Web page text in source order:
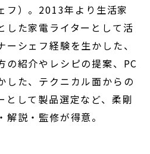
フ）。2013年より生活家
した家電ライターとして活
シェフ経験を生かした、
の紹介やレシピの提案、PC
した、テクニカル面からの
として製品選定など、柔剛
説・監修が得意。